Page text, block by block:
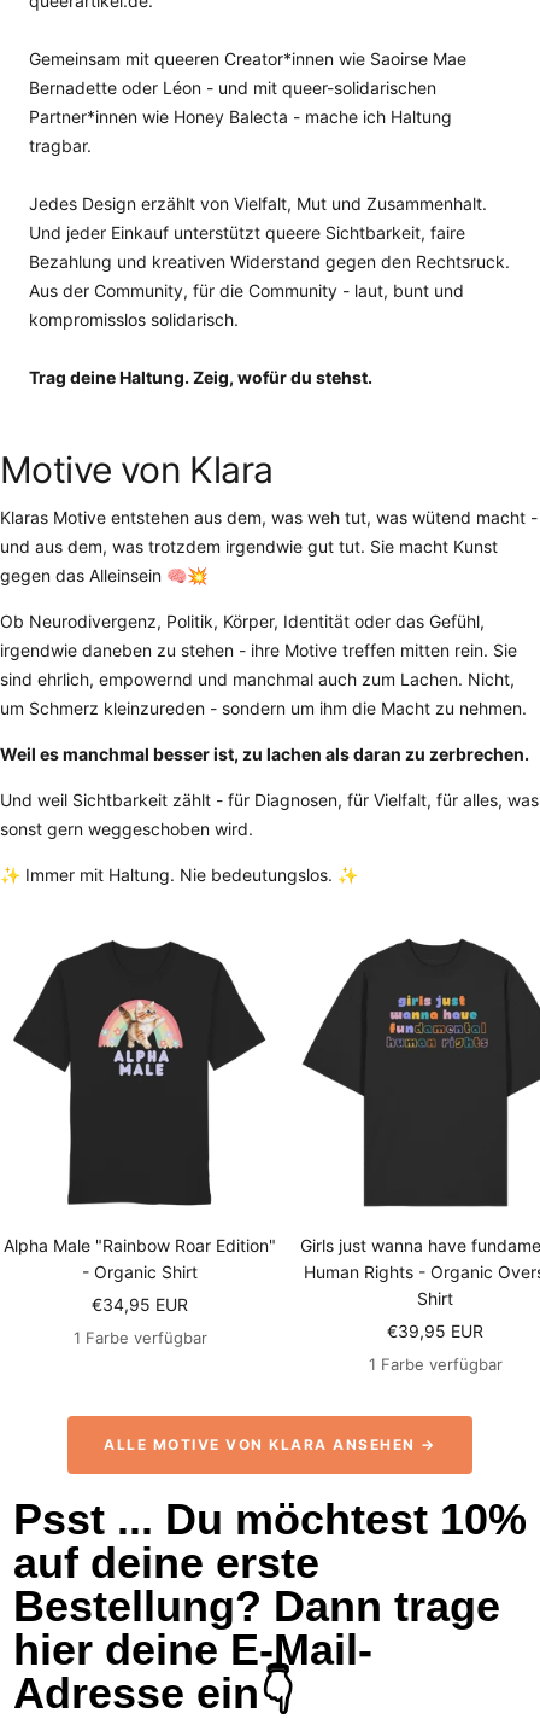
Gemeinsam mit queeren Creator*innen wie Saoirse Mae
Bernadette oder Léon - und mit queer-solidarischen
Partner*innen wie Honey Balecta - mache ich Haltung
tragbar.
Jedes Design erzählt von Vielfalt, Mut und Zusammenhalt.
Und jeder Einkauf unterstützt queere Sichtbarkeit, faire
Bezahlung und kreativen Widerstand gegen den Rechtsruck.
Aus der Community, für die Community - laut, bunt und
kompromisslos solidarisch.
Trag deine Haltung. Zeig, wofür du stehst.
Motive von Klara
Klaras Motive entstehen aus dem, was weh tut, was wütend macht -
und aus dem, was trotzdem irgendwie gut tut. Sie macht Kunst
gegen das Alleinsein 🧠💥
Ob Neurodivergenz, Politik, Körper, Identität oder das Gefühl,
irgendwie daneben zu stehen - ihre Motive treffen mitten rein. Sie
sind ehrlich, empowernd und manchmal auch zum Lachen. Nicht,
um Schmerz kleinzureden - sondern um ihm die Macht zu nehmen.
Weil es manchmal besser ist, zu lachen als daran zu zerbrechen.
Und weil Sichtbarkeit zählt - für Diagnosen, für Vielfalt, für alles, was
sonst gern weggeschoben wird.
✨ Immer mit Haltung. Nie bedeutungslos. ✨
Alpha Male "Rainbow Roar Edition"
- Organic Shirt
Angebotspreis
€34,95 EUR
1 Farbe verfügbar
Girls just wanna have
Human Rights - Organic
Shirt
Angebotspreis
€39,95 EUR
1 Farbe verfügbar
ALLE MOTIVE VON KLARA ANSEHEN →
Psst ... Du möchtest 10%
auf deine erste
Bestellung? Dann trage
hier deine E-Mail-
Adresse ein👇